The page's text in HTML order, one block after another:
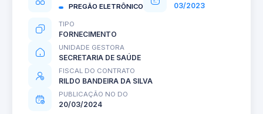
PREGÃO ELETRÔNICO 03/2023
TIPO
FORNECIMENTO
UNIDADE GESTORA
SECRETARIA DE SAÚDE
FISCAL DO CONTRATO
RILDO BANDEIRA DA SILVA
PUBLICAÇÃO NO DO
20/03/2024